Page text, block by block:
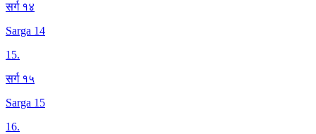
सर्ग १४
Sarga 14
15.
सर्ग १५
Sarga 15
16.